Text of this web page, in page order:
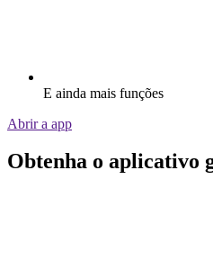
E ainda mais funções
Abrir a app
Obtenha o aplicativo